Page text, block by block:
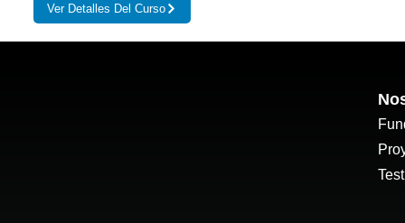
Ver Detalles Del Curso